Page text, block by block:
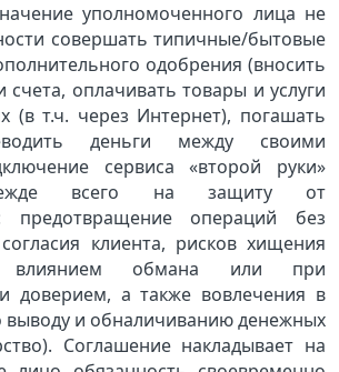
уполномоченного лица не
совершать типичные/бытовые
одобрения (вносить
счета, оплачивать товары и услуги
(в т.ч. через Интернет), погашать
деньги между своими
сервиса «второй руки»
всего на защиту от
предотвращение операций без
клиента, рисков хищения
влиянием обмана или при
доверием, а также вовлечения в
выводу и обналичиванию денежных
Соглашение накладывает на